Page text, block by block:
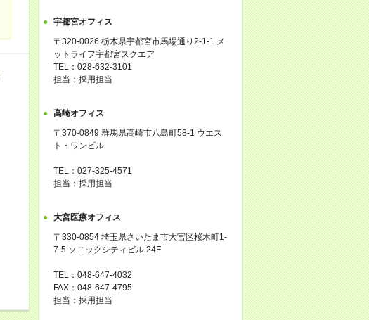
宇都宮オフィス
〒320-0026 栃木県宇都宮市馬場通り2-1-1 メ
ットライフ宇都宮スクエア
TEL：028-632-3101
担当：採用担当
高崎オフィス
〒370-0849 群馬県高崎市八島町58-1 ウエス
ト・ワンビル
TEL：027-325-4571
担当：採用担当
大宮医療オフィス
〒330-0854 埼玉県さいたま市大宮区桜木町1-
7-5 ソニックシティビル 24F
TEL：048-647-4032
FAX：048-647-4795
担当：採用担当